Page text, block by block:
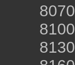
8070
8100
8130